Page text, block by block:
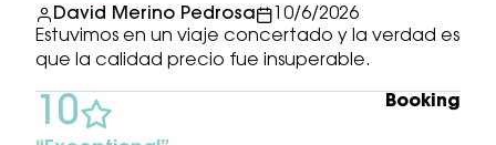
David Merino Pedrosa
10/6/2026
Estuvimos en un viaje concertado y la verdad es
que la calidad precio fue insuperable.
10 Booking